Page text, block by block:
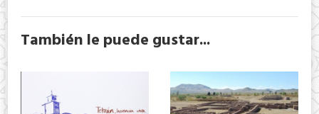
También le puede gustar...